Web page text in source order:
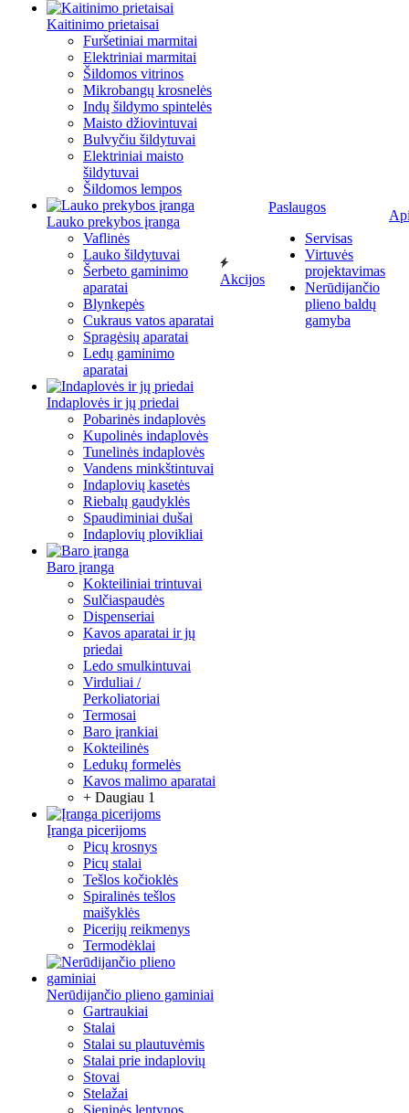
Kaitinimo prietaisai
Furšetiniai marmitai
Elektriniai marmitai
Šildomos vitrinos
Mikrobangų krosnelės
Indų šildymo spintelės
Maisto džiovintuvai
Bulvyčiu šildytuvai
Elektriniai maisto
šildytuvai
Šildomos lempos
Lauko prekybos įranga
Vaflinės
Lauko šildytuvai
Šerbeto gaminimo
aparatai
Blynkepės
Cukraus vatos aparatai
Spragėsių aparatai
Ledų gaminimo
aparatai
Indaplovės ir jų priedai
Pobarinės indaplovės
Kupolinės indaplovės
Tunelinės indaplovės
Vandens minkštintuvai
Indaplovių kasetės
Riebalų gaudyklės
Spaudiminiai dušai
Indaplovių plovikliai
Baro įranga
Kokteiliniai trintuvai
Sulčiaspaudės
Dispenseriai
Kavos aparatai ir jų
priedai
Ledo smulkintuvai
Virduliai /
Perkoliatoriai
Termosai
Baro įrankiai
Kokteilinės
Ledukų formelės
Kavos malimo aparatai
+ Daugiau 1
Įranga picerijoms
Picų krosnys
Picų stalai
Tešlos kočioklės
Spiralinės tešlos
maišyklės
Picerijų reikmenys
Termodėklai
Nerūdijančio plieno gaminiai
Gartraukiai
Stalai
Stalai su plautuvėmis
Stalai prie indaplovių
Stovai
Stelažai
Sieninės lentynos
Akcijos
Paslaugos
Servisas
Virtuvės
projektavimas
Nerūdijančio
plieno baldų
gamyba